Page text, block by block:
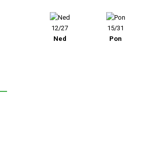
12/27
Ned
15/31
Pon